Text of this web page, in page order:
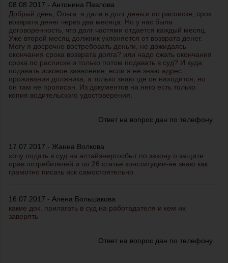
08.08.2017 - Антонина Павлова
Добрый день, Ольга. я дала в долг деньги по расписке, срок
возврата денег через два месяца. Но у нас была
договоренность, что долг частями отдается каждый месяц.
Уже второй месяц должник уклоняется от возврата денег.
Могу я досрочно востребовать деньги, не дожидаясь
окончания срока возврата долга? или надо сжать окончания
срока по расписке и только потом подавать в суд? И куда
подавать исковое заявление, если я не знаю адрес
проживания должника, а только знаю где он находится, но
он там не прописан. Из документов на него есть только
копия водительского удостоверения.
Ответ на вопрос дан по телефону.
17.07.2017 - Жанна Волкова
хочу подать в суд на алтайэнергосбыт по закону о защите
прав потребителей и по 26 статье конституции-не знаю как
грамотно писать иск самостоятельно
16.07.2017 - Алена Большакова
какие док. прилагать в суд на работадателя и кем их
заверять
Ответ на вопрос дан по телефону.